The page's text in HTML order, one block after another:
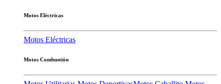
Motos Eléctricas
Motos Eléctricas
Motos Combustión